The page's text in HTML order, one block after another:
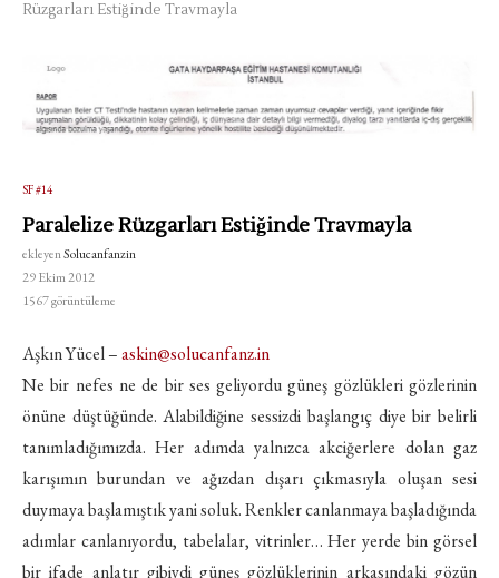
Rüzgarları Estiğinde Travmayla
SF #14
Paralelize Rüzgarları Estiğinde Travmayla
ekleyenSolucanfanzin
29 Ekim 2012
1567görüntüleme
Aşkın Yücel –askin@solucanfanz.in
Ne bir nefes ne de bir ses geliyordu güneş gözlükleri gözlerinin
önüne düştüğünde. Alabildiğine sessizdi başlangıç diye bir belirli
tanımladığımızda. Her adımda yalnızca akciğerlere dolan gaz
karışımın burundan ve ağızdan dışarı çıkmasıyla oluşan sesi
duymaya başlamıştık yani soluk. Renkler canlanmaya başladığında
adımlar canlanıyordu, tabelalar, vitrinler… Her yerde bin görsel
bir ifade anlatır gibiydi güneş gözlüklerinin arkasındaki gözün